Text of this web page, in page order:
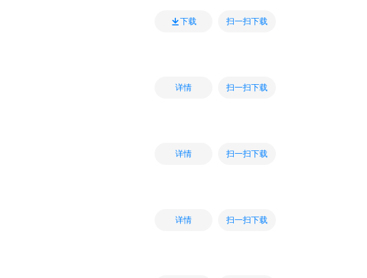
下载 扫一扫下载
详情 扫一扫下载
详情 扫一扫下载
详情 扫一扫下载